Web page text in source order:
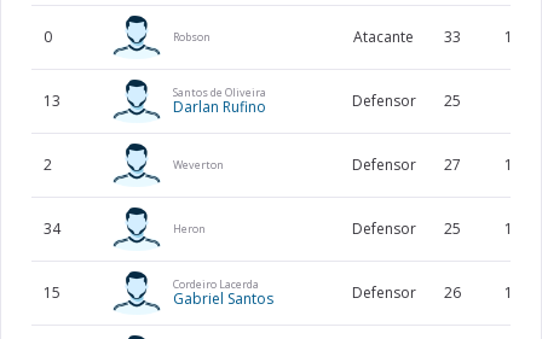
0 Robson Atacante 33 174
13 Santos de Oliveira
Darlan Rufino Defensor 25
2 Weverton Defensor 27 181
34 Heron Defensor 25 186
15 Cordeiro Lacerda
Gabriel Santos Defensor 26 187